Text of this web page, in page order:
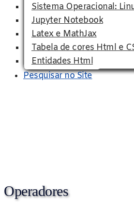
Sistema Operacional:
Jupyter Notebook
Latex e MathJax
Tabela de cores Html e
Entidades Html
Pesquisar no Site
Operadores